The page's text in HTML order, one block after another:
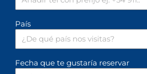
País
Fecha que te gustaría reservar